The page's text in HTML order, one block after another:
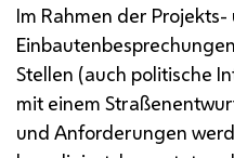
Im Rahmen der Projekts-
Stellen (auch politische
mit einem
und Anforderungen